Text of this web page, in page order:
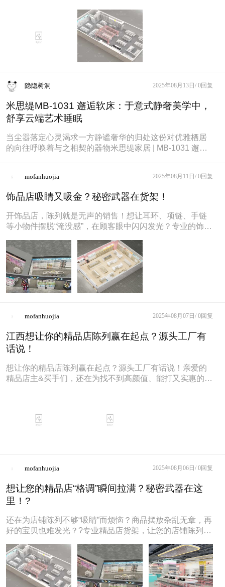
隐隐树洞 2025年08月13日/ 0回复
米思缇MB-1031 邂逅软床：于意式静奢美学中，
舒享云端艺术睡眠
当尘嚣落定心灵渴求一方静谧奢华的归处这份对优雅栖居
的向往呼唤着与之相契的器物米思缇家居 | MB-1031 邂逅
mofanhuojia 2025年08月11日/ 0回复
饰品店吸睛又吸金？秘密武器在货架！
开饰品店，陈列就是无声的销售！想让耳环、项链、手链
等小物件摆脱“淹没感”，在顾客眼中闪闪发光？专业的饰品
mofanhuojia 2025年08月07日/ 0回复
江西想让你的精品店陈列赢在起点？源头工厂有
话说！
想让你的精品店陈列赢在起点？源头工厂有话说！亲爱的
精品店主&买手们，还在为找不到高颜值、能打又实惠的货
mofanhuojia 2025年08月06日/ 0回复
想让您的精品店“格调”瞬间拉满？秘密武器在这
里！?
还在为店铺陈列不够“吸睛”而烦恼？商品摆放杂乱无章，再
好的宝贝也难发光？?专业精品店货架，让您的店铺陈列赢